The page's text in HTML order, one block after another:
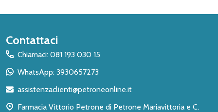
Inizio
del
piè
pagina
Contattaci
Chiamaci: 081 193 030 15
WhatsApp: 3930657273
assistenzaclienti@petroneonline.it
Farmacia Vittorio Petrone di Petrone Mariavittoria e C.